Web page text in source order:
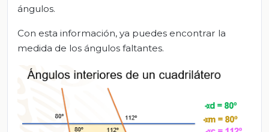
ángulos.
Con esta información, ya puedes encontrar la
medida de los ángulos faltantes.